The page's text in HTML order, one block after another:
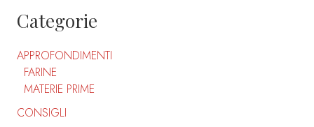
Categorie
APPROFONDIMENTI
FARINE
MATERIE PRIME
CONSIGLI